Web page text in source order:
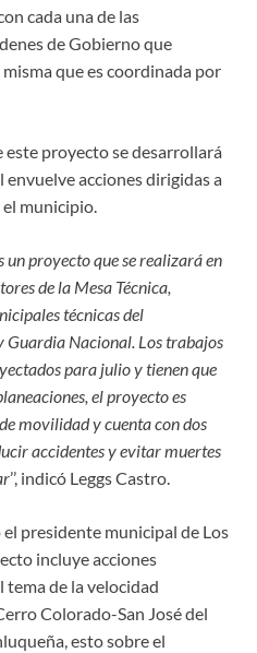
cada una de las
de Gobierno que
que es coordinada por
este proyecto se desarrollará
envuelve acciones dirigidas a
municipio.
un proyecto que se realizará en
de la Mesa Técnica,
técnicas del
Guardia Nacional. Los trabajos
para julio y tienen que
el proyecto es
movilidad y cuenta con dos
accidentes y evitar muertes
’’, indicó Leggs Castro.
presidente municipal de Los
incluye acciones
tema de la velocidad
Colorado-San José del
esto sobre el